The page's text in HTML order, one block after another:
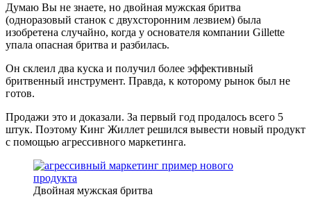
Думаю Вы не знаете, но двойная мужская бритва
(одноразовый станок с двухсторонним лезвием) была
изобретена случайно, когда у основателя компании Gillette
упала опасная бритва и разбилась.
Он склеил два куска и получил более эффективный
бритвенный инструмент. Правда, к которому рынок был не
готов.
Продажи это и доказали. За первый год продалось всего 5
штук. Поэтому Кинг Жиллет решился вывести новый продукт
с помощью агрессивного маркетинга.
Двойная мужская бритва